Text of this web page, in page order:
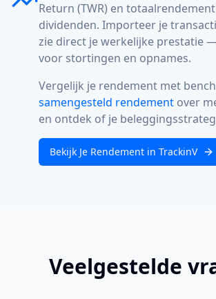
Return (TWR) en
dividenden. Importeer je
zie direct je werkelijke prestatie
voor stortingen en opnames.
Vergelijk je rendement met
samengesteld rendement over
en ontdek of je
Bekijk Je Rendement in TrackinV
Veelgestelde